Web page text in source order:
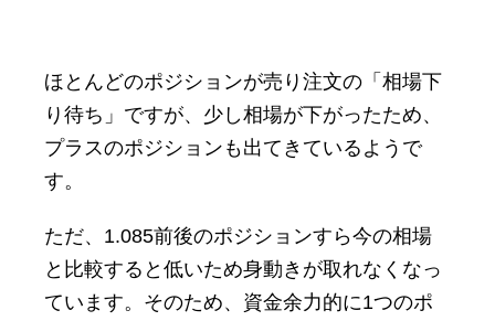
ほとんどのポジションが売り注文の「相場下
り待ち」ですが、少し相場が下がったため、
プラスのポジションも出てきているようで
す。
ただ、1.085前後のポジションすら今の相場
と比較すると低いため身動きが取れなくなっ
ています。そのため、資金余力的に1つのポ